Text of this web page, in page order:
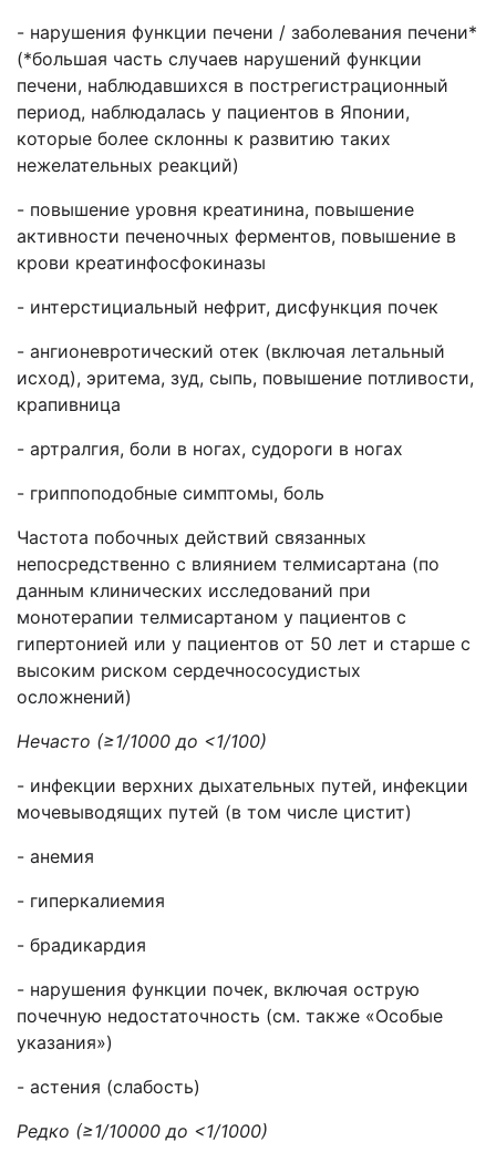
- нарушения функции печени / заболевания печени*
(*большая часть случаев нарушений функции
печени, наблюдавшихся в пострегистрационный
период, наблюдалась у пациентов в Японии,
которые более склонны к развитию таких
нежелательных реакций)
- повышение уровня креатинина, повышение
активности печеночных ферментов, повышение в
крови креатинфосфокиназы
- интерстициальный нефрит, дисфункция почек
- ангионевротический отек (включая летальный
исход), эритема, зуд, сыпь, повышение потливости,
крапивница
- артралгия, боли в ногах, судороги в ногах
- гриппоподобные симптомы, боль
Частота побочных действий связанных
непосредственно с влиянием телмисартана (по
данным клинических исследований при
монотерапии телмисартаном у пациентов с
гипертонией или у пациентов от 50 лет и старше с
высоким риском сердечнососудистых
осложнений)
Нечасто (≥1/1000 до <1/100)
- инфекции верхних дыхательных путей, инфекции
мочевыводящих путей (в том числе цистит)
- анемия
- гиперкалиемия
- брадикардия
- нарушения функции почек, включая острую
почечную недостаточность (см. также «Особые
указания»)
- астения (слабость)
Редко (≥1/10000 до <1/1000)